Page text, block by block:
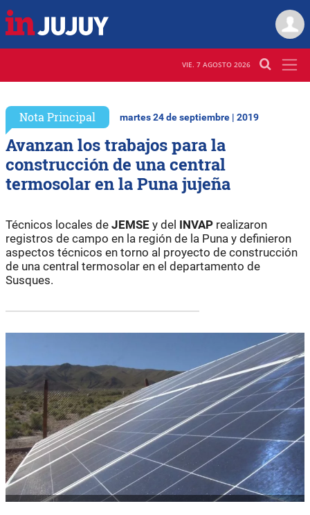
VIE. 7 AGOSTO 2026
Nota Principal martes 24 de septiembre | 2019
Avanzan los trabajos para la
construcción de una central
termosolar en la Puna jujeña
Técnicos locales de JEMSE y del INVAP realizaron
registros de campo en la región de la Puna y definieron
aspectos técnicos en torno al proyecto de construcción
de una central termosolar en el departamento de
Susques.